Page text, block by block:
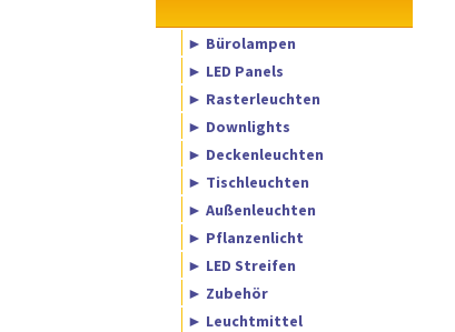
► Bürolampen
► LED Panels
► Rasterleuchten
► Downlights
► Deckenleuchten
► Tischleuchten
► Außenleuchten
► Pflanzenlicht
► LED Streifen
► Zubehör
► Leuchtmittel